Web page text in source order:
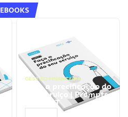
EBOOKS
GESTÃO FINANCEIRA
Faça a precificação do
seu serviço | Prompts
ChatGPT